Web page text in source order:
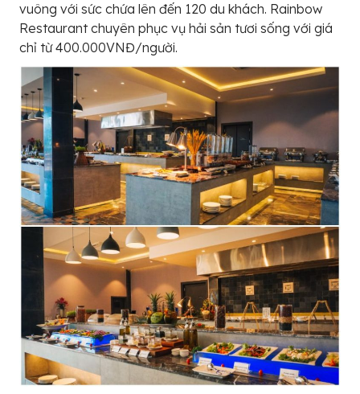
vuông với sức chứa lên đến 120 du khách. Rainbow
Restaurant chuyên phục vụ hải sản tươi sống với giá
chỉ từ 400.000VNĐ/người.